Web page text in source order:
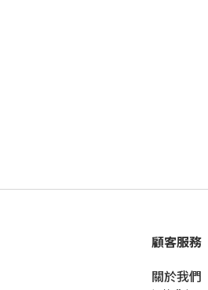
顧客服務
關於我們​